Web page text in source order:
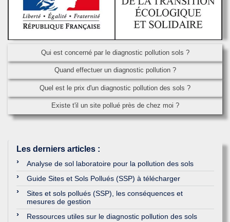
Qui est concerné par le diagnostic pollution sols ?
Quand effectuer un diagnostic pollution ?
Quel est le prix d'un diagnostic pollution des sols ?
Existe t'il un site pollué près de chez moi ?
Les derniers articles :
Analyse de sol laboratoire pour la pollution des sols
Guide Sites et Sols Pollués (SSP) à télécharger
Sites et sols pollués (SSP), les conséquences et
mesures de gestion
Ressources utiles sur le diagnostic pollution des sols